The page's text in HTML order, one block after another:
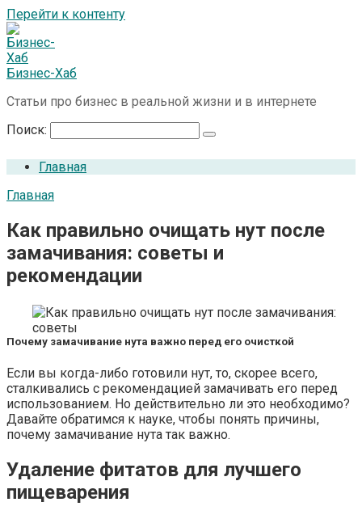
Перейти к контенту
Бизнес-Хаб
Статьи про бизнес в реальной жизни и в интернете
Поиск:
Главная
Главная
Как правильно очищать нут после
замачивания: советы и
рекомендации
Почему замачивание нута важно перед его очисткой
Если вы когда-либо готовили нут, то, скорее всего,
сталкивались с рекомендацией замачивать его перед
использованием. Но действительно ли это необходимо?
Давайте обратимся к науке, чтобы понять причины,
почему замачивание нута так важно.
Удаление фитатов для лучшего
пищеварения